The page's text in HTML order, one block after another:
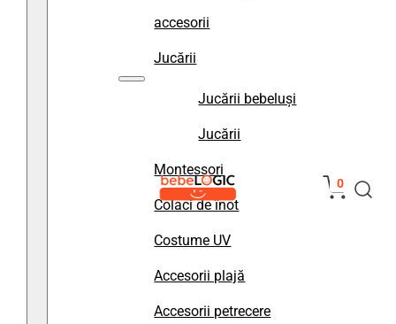
accesorii
Jucării
Jucării bebeluși
Jucării
Montessori
Colaci de înot
Costume UV
Accesorii plajă
Accesorii petrecere
0